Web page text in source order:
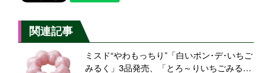
関連記事
ミスド“やわもっちり”「白いポン･デ･いちご
みるく」3品発売、「とろ～りいちごみる